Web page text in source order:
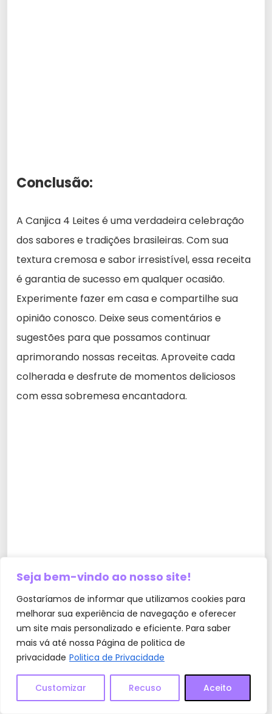
Seja bem-vindo ao nosso site!
Gostaríamos de informar que utilizamos cookies para
melhorar sua experiência de navegação e oferecer
um site mais personalizado e eficiente. Para saber
mais vá até nossa Página de politica de
privacidade Politica de Privacidade
Customizar Recuso Aceito
Conclusão:
A Canjica 4 Leites é uma verdadeira celebração
dos sabores e tradições brasileiras. Com sua
textura cremosa e sabor irresistível, essa receita
é garantia de sucesso em qualquer ocasião.
Experimente fazer em casa e compartilhe sua
opinião conosco. Deixe seus comentários e
sugestões para que possamos continuar
aprimorando nossas receitas. Aproveite cada
colherada e desfrute de momentos deliciosos
com essa sobremesa encantadora.